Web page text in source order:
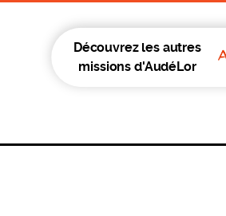
Découvrez les autres
missions d'AudéLor